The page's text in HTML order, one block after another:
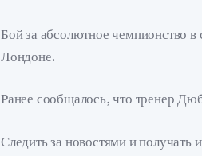
Бой за абсолютное чемпионство
Лондоне.
Ранее сообщалось, что тренер
Следить за новостями и